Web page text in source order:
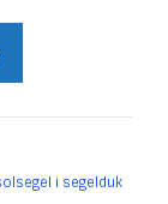
i segelduk